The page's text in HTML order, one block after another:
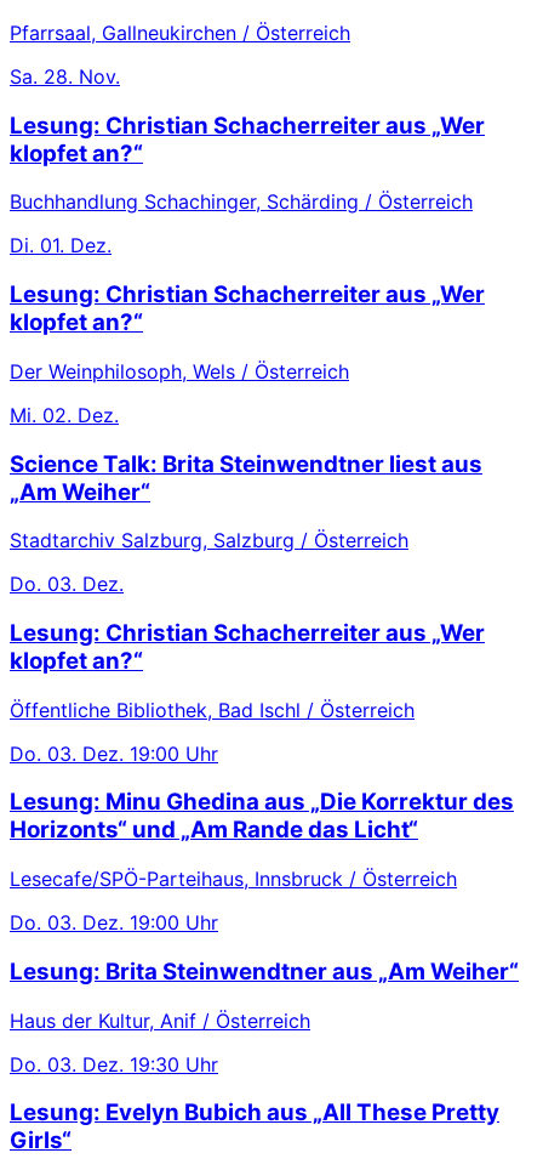
Pfarrsaal, Gallneukirchen / Österreich
Sa. 28. Nov.
Lesung: Christian Schacherreiter aus „Wer
klopfet an?“
Buchhandlung Schachinger, Schärding / Österreich
Di. 01. Dez.
Lesung: Christian Schacherreiter aus „Wer
klopfet an?“
Der Weinphilosoph, Wels / Österreich
Mi. 02. Dez.
Science Talk: Brita Steinwendtner liest aus
„Am Weiher“
Stadtarchiv Salzburg, Salzburg / Österreich
Do. 03. Dez.
Lesung: Christian Schacherreiter aus „Wer
klopfet an?“
Öffentliche Bibliothek, Bad Ischl / Österreich
Do. 03. Dez. 19:00 Uhr
Lesung: Minu Ghedina aus „Die Korrektur des
Horizonts“ und „Am Rande das Licht“
Lesecafe/SPÖ-Parteihaus, Innsbruck / Österreich
Do. 03. Dez. 19:00 Uhr
Lesung: Brita Steinwendtner aus „Am Weiher“
Haus der Kultur, Anif / Österreich
Do. 03. Dez. 19:30 Uhr
Lesung: Evelyn Bubich aus „All These Pretty
Girls“